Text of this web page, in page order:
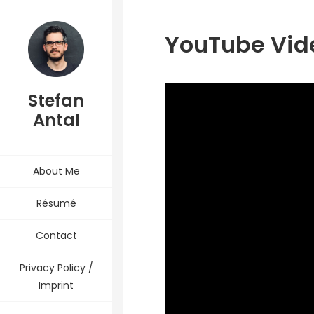
Stefan
Antal
About Me
Résumé
Contact
Privacy Policy /
Imprint
YouTube